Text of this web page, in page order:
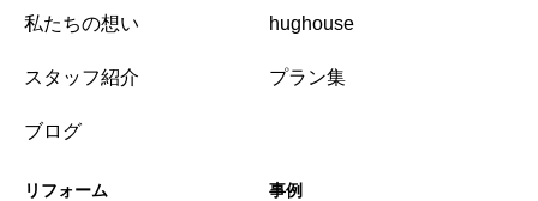
私たちの想い
スタッフ紹介
ブログ
hughouse
プラン集
リフォーム 事例